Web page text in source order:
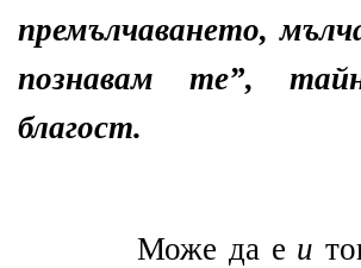
премълчаването,
познавам те”,
благост.
Може да е и